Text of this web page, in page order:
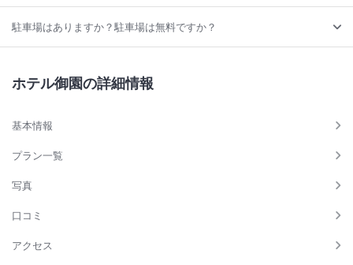
駐車場はありますか？駐車場は無料ですか？
ホテル御園の詳細情報
基本情報
プラン一覧
写真
口コミ
アクセス